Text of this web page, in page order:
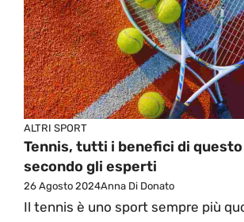
ALTRI SPORT
Tennis, tutti i benefici di
secondo gli esperti
26 Agosto 2024Anna Di Donato
Il tennis è uno sport sempre più